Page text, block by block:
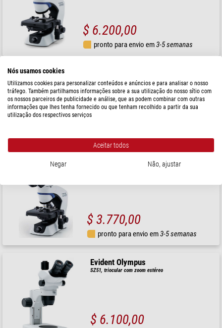
$ 6.200,00
pronto para envio em3-5 semanas
Microscópio invertido Olympus CKX53 Hellfeld V1, trino,
40x, 100x,
$ 6.000,00
pronto para envio em3-5 semanas
$ 3.770,00
pronto para envio em3-5 semanas
Evident Olympus
SZ51, triocular com zoom estéreo
$ 6.100,00
Nós usamos cookies
Utilizamos cookies para personalizar conteúdos e anúncios e para analisar o nosso
tráfego. Também partilhamos informações sobre a sua utilização do nosso sítio com
os nossos parceiros de publicidade e análise, que as podem combinar com outras
informações que lhes tenha fornecido ou que tenham recolhido a partir da sua
utilização dos respectivos serviços
Aceitar todos
Negar Não, ajustar